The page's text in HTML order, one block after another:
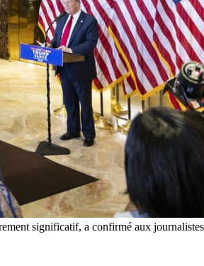
significatif, a confirmé aux